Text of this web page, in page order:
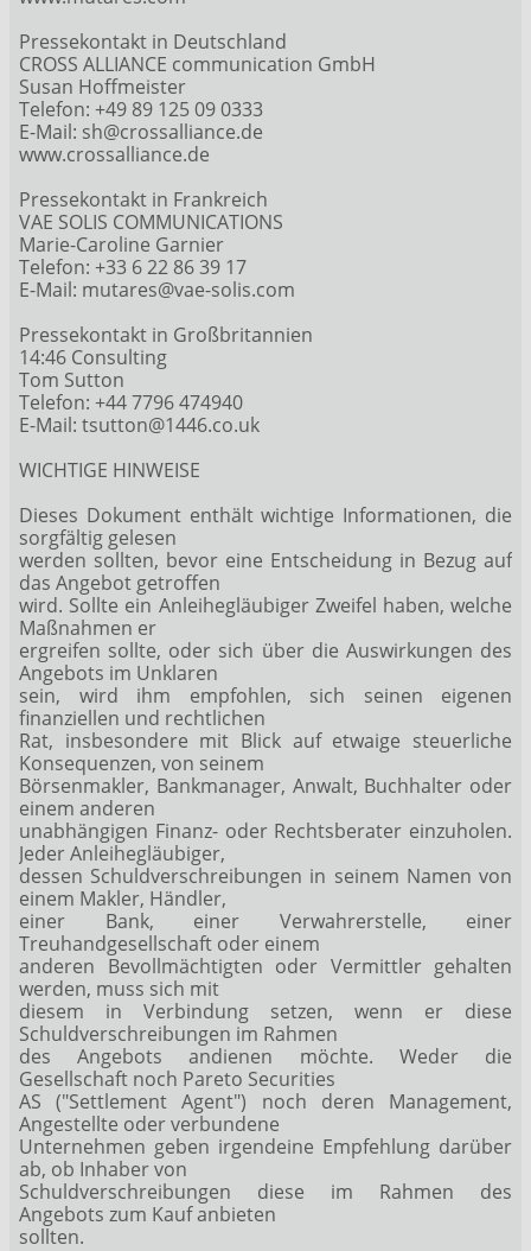
Pressekontakt in Deutschland
CROSS ALLIANCE communication GmbH
Susan Hoffmeister
Telefon: +49 89 125 09 0333
E-Mail: sh@crossalliance.de
www.crossalliance.de
Pressekontakt in Frankreich
VAE SOLIS COMMUNICATIONS
Marie-Caroline Garnier
Telefon: +33 6 22 86 39 17
E-Mail: mutares@vae-solis.com
Pressekontakt in Großbritannien
14:46 Consulting
Tom Sutton
Telefon: +44 7796 474940
E-Mail: tsutton@1446.co.uk
WICHTIGE HINWEISE
Dieses Dokument enthält wichtige Informationen, die
sorgfältig gelesen
werden sollten, bevor eine Entscheidung in Bezug auf
das Angebot getroffen
wird. Sollte ein Anleihegläubiger Zweifel haben, welche
Maßnahmen er
ergreifen sollte, oder sich über die Auswirkungen des
Angebots im Unklaren
sein, wird ihm empfohlen, sich seinen eigenen
finanziellen und rechtlichen
Rat, insbesondere mit Blick auf etwaige steuerliche
Konsequenzen, von seinem
Börsenmakler, Bankmanager, Anwalt, Buchhalter oder
einem anderen
unabhängigen Finanz- oder Rechtsberater einzuholen.
Jeder Anleihegläubiger,
dessen Schuldverschreibungen in seinem Namen von
einem Makler, Händler,
einer Bank, einer Verwahrerstelle, einer
Treuhandgesellschaft oder einem
anderen Bevollmächtigten oder Vermittler gehalten
werden, muss sich mit
diesem in Verbindung setzen, wenn er diese
Schuldverschreibungen im Rahmen
des Angebots andienen möchte. Weder die
Gesellschaft noch Pareto Securities
AS ("Settlement Agent") noch deren Management,
Angestellte oder verbundene
Unternehmen geben irgendeine Empfehlung darüber
ab, ob Inhaber von
Schuldverschreibungen diese im Rahmen des
Angebots zum Kauf anbieten
sollten.